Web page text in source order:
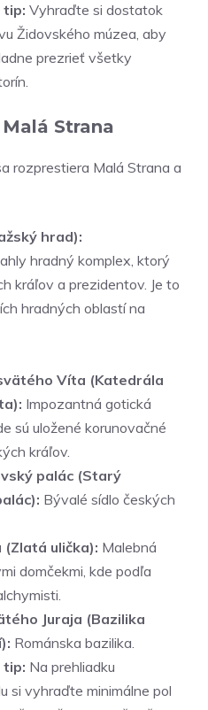
tip: Vyhraďte si dostatok
Židovského múzea, aby
prezrieť všetky
Strana
rozprestiera Malá Strana a
hrad):
hradný komplex, ktorý
kráľov a prezidentov. Je to
hradných oblastí na
Víta (Katedrála
Impozantná gotická
sú uložené korunovačné
kráľov.
palác (Starý
Bývalé sídlo českých
(Zlatá ulička): Malebná
domčekmi, kde podľa
Juraja (Bazilika
Románska bazilika.
tip: Na prehliadku
si vyhraďte minimálne pol